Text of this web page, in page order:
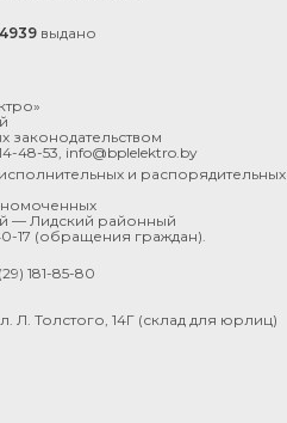
выдано
законодательством
48-53 info@bplelektro.by
и распорядительных
— Лидский районный
17 (обращения граждан).
181-85-80
Л. Толстого, 14Г (склад для юрлиц)